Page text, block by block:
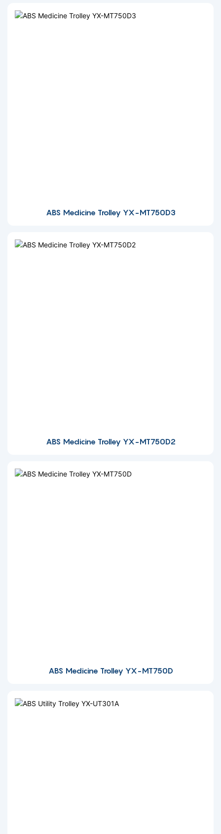
ABS Medicine Trolley YX-MT750D3
ABS Medicine Trolley YX-MT750D2
ABS Medicine Trolley YX-MT750D